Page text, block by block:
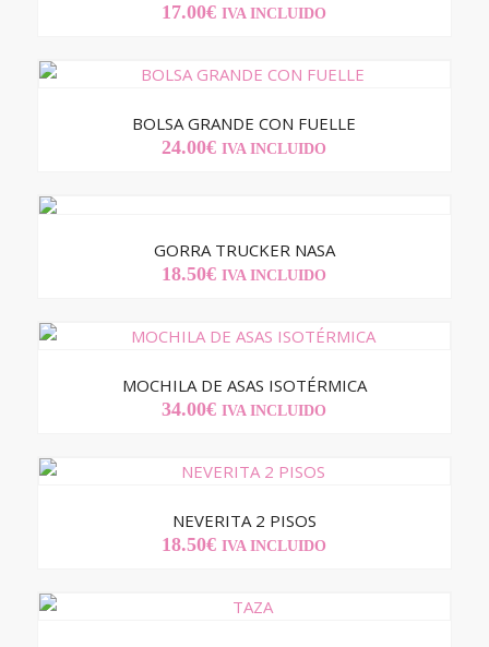
17.00€ IVA INCLUIDO
BOLSA GRANDE CON FUELLE
24.00€ IVA INCLUIDO
GORRA TRUCKER NASA
18.50€ IVA INCLUIDO
MOCHILA DE ASAS ISOTÉRMICA
34.00€ IVA INCLUIDO
NEVERITA 2 PISOS
18.50€ IVA INCLUIDO